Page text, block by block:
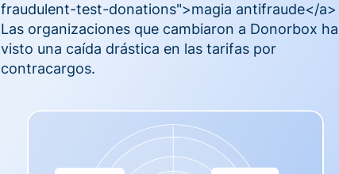
fraudulent-test-donations">magia antifraude</a>
Las organizaciones que cambiaron a Donorbox
visto una caída drástica en las tarifas por
contracargos.